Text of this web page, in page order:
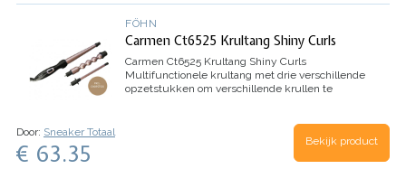
FÖHN
Carmen Ct6525 Krultang Shiny Curls
Carmen Ct6525 Krultang Shiny Curls
Multifunctionele krultang met drie verschillende
opzetstukken om verschillende krullen te
Door: Sneaker Totaal
€ 63.35 Bekijk product